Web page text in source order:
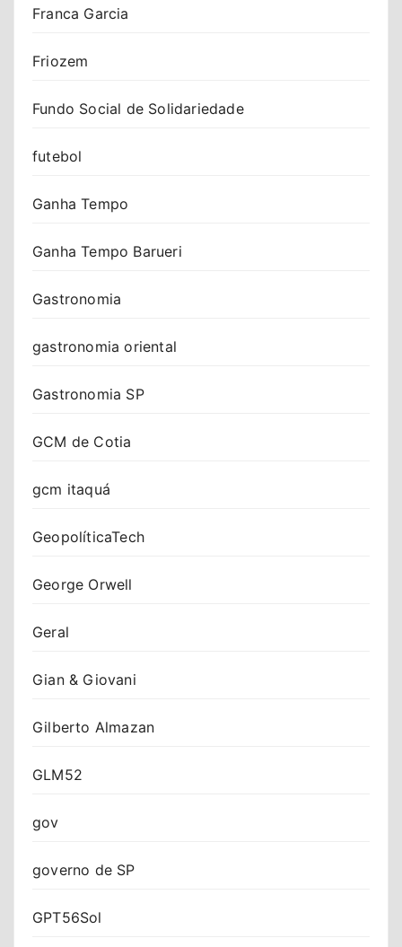
Franca Garcia
Friozem
Fundo Social de Solidariedade
futebol
Ganha Tempo
Ganha Tempo Barueri
Gastronomia
gastronomia oriental
Gastronomia SP
GCM de Cotia
gcm itaquá
GeopolíticaTech
George Orwell
Geral
Gian & Giovani
Gilberto Almazan
GLM52
gov
governo de SP
GPT56Sol